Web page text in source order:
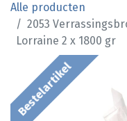
Alle producten
2053
Lorraine 2 x 1800 gr
Bestelartikel